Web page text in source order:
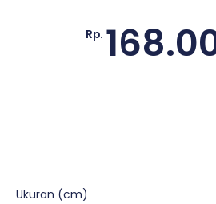
Rp.
Ukuran (cm)